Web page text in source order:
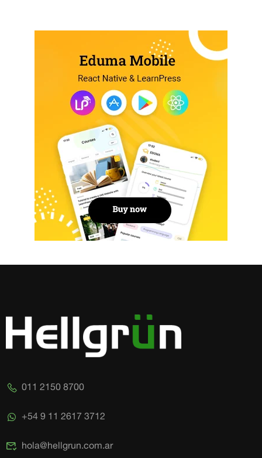
011 2150 8700
+54 9 11 2617 3712
hola@hellgrun.com.ar